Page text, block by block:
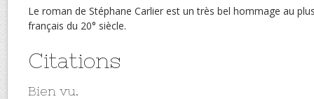
Le roman de Stéphane Carlier est un très bel hommage au
français du 20° siècle.
Citations
Bien vu.